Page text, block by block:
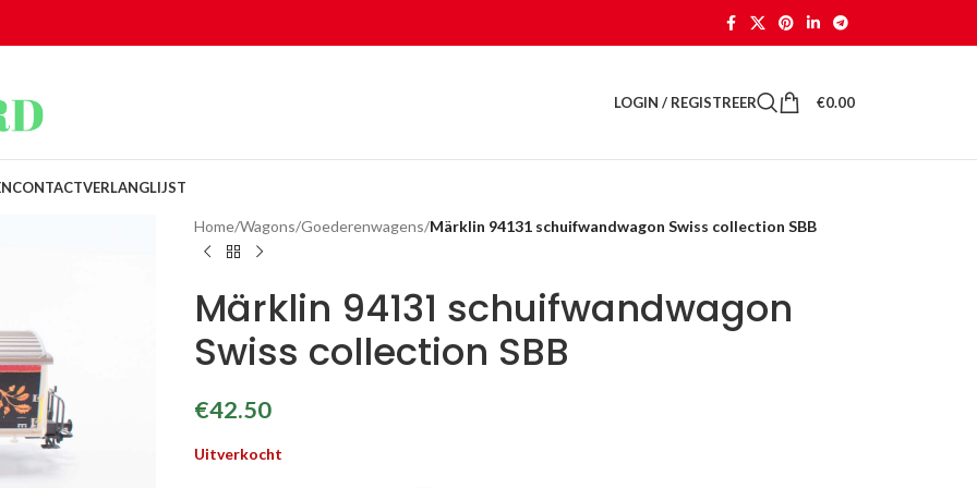
LOGIN / REGISTREER €0.00
CONTACTVERLANGLIJST
Home/Wagons/Goederenwagens/Märklin 94131 schuifwandwagon Swiss collection SBB
Märklin 94131 schuifwandwagon
Swiss collection SBB
€42.50
Uitverkocht